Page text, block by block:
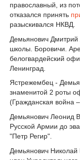
православный, из
отказался принять
разыскивался НКВД.
Демьянович Дмитрий
школы. Боровичи.
белогвардейский
Ленинград.
Ястрежембец -
знаменитой 2 роты
(Гражданская война
Демьянович Леонид
Русской Армии до
"Петр Регир".
Демьянович